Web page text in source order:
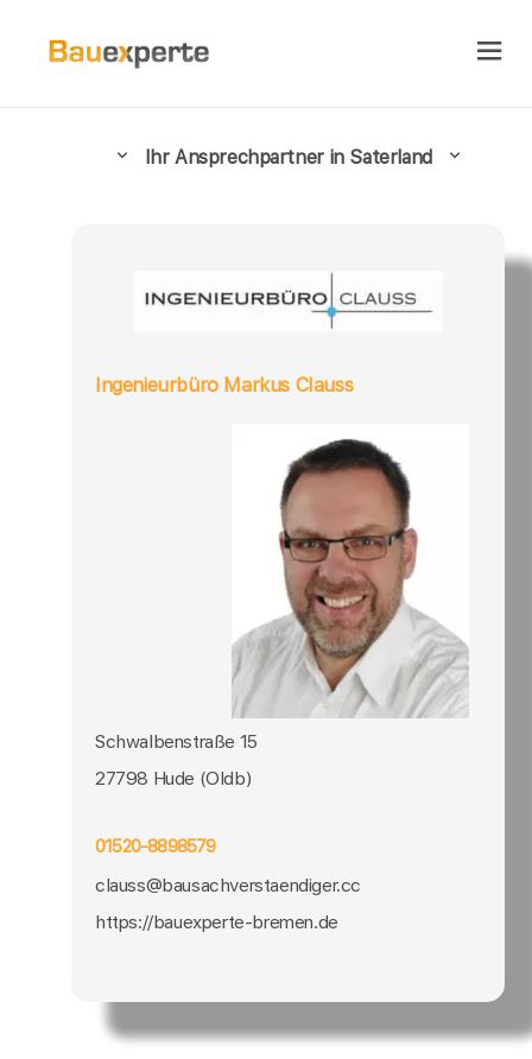
Ihr Ansprechpartner in Saterland
Ingenieurbüro Markus Clauss
Schwalbenstraße 15
27798 Hude (Oldb)
01520-8898579
clauss@bausachverstaendiger.cc
https://bauexperte-bremen.de